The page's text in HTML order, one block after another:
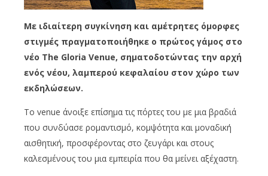
Με ιδιαίτερη συγκίνηση και αμέτρητες όμορφες
στιγμές πραγματοποιήθηκε ο πρώτος γάμος στο
νέο The Gloria Venue, σηματοδοτώντας την αρχή
ενός νέου, λαμπερού κεφαλαίου στον χώρο των
εκδηλώσεων.
Το venue άνοιξε επίσημα τις πόρτες του με μια βραδιά
που συνδύασε ρομαντισμό, κομψότητα και μοναδική
αισθητική, προσφέροντας στο ζευγάρι και στους
καλεσμένους του μια εμπειρία που θα μείνει αξέχαστη.